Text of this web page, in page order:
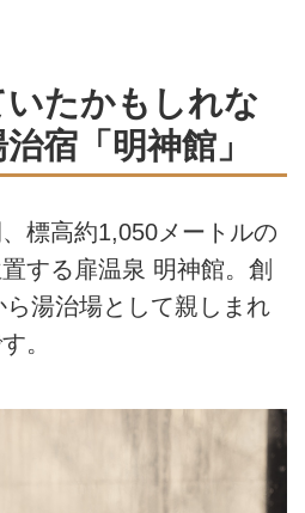
たかもしれな
宿「明神館」
標高約1,050メートルの
する扉温泉 明神館。創
湯治場として親しまれ
。